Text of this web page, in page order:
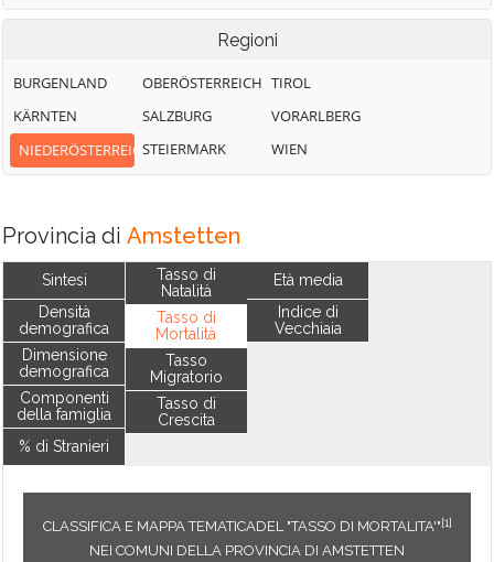
Regioni
BURGENLAND
KÄRNTEN
NIEDERÖSTERREICH
OBERÖSTERREICH
SALZBURG
STEIERMARK
TIROL
VORARLBERG
WIEN
Provincia di Amstetten
Sintesi
Densità
demografica
Dimensione
demografica
Componenti
della famiglia
% di Stranieri
Tasso di
Natalità
Tasso di
Mortalità
Tasso
Migratorio
Tasso di
Crescita
Età media
Indice di
Vecchiaia
CLASSIFICA E MAPPA TEMATICADEL "TASSO DI MORTALITA'"[1]
NEI COMUNI DELLA PROVINCIA DI AMSTETTEN